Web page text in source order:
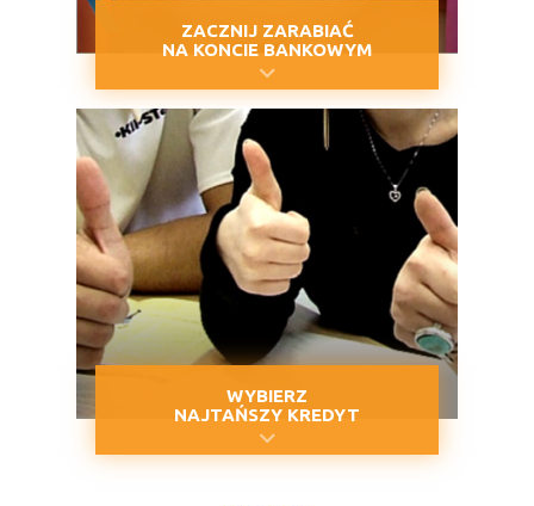
ZACZNIJ ZARABIAĆ
NA KONCIE BANKOWYM
WYBIERZ
NAJTAŃSZY KREDYT